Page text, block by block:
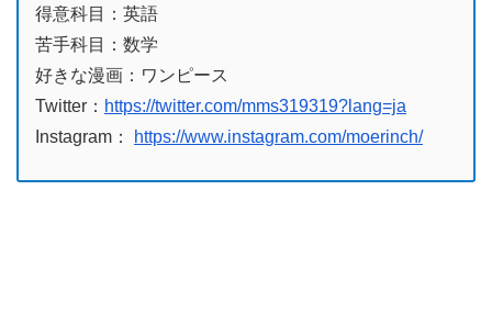
得意科目：英語
苦手科目：数学
好きな漫画：ワンピース
Twitter： https://twitter.com/mms319319?lang=ja
Instagram：
https://www.instagram.com/moerinch/